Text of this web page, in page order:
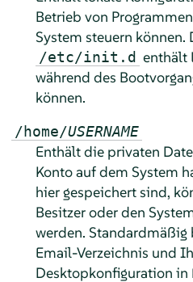
Betrieb von
System steuern können.
/etc/init.d enthält
während des
können.
/home/USERNAME
Enthält die privaten
Konto auf dem System
hier gespeichert sind,
Besitzer oder den
werden.
Email-Verzeichnis und
Desktopkonfiguration in